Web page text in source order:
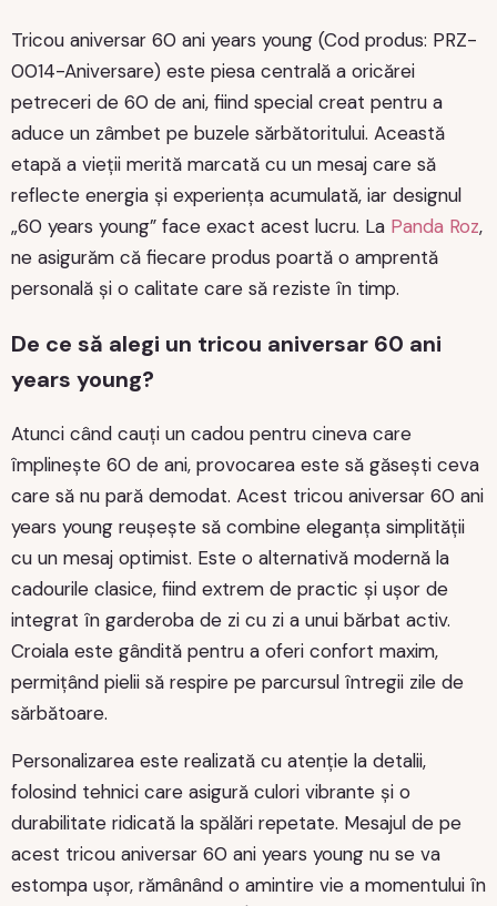
Tricou aniversar 60 ani years young (Cod produs: PRZ-
0014-Aniversare) este piesa centrală a oricărei
petreceri de 60 de ani, fiind special creat pentru a
aduce un zâmbet pe buzele sărbătoritului. Această
etapă a vieții merită marcată cu un mesaj care să
reflecte energia și experiența acumulată, iar designul
„60 years young” face exact acest lucru. La Panda Roz,
ne asigurăm că fiecare produs poartă o amprentă
personală și o calitate care să reziste în timp.
De ce să alegi un tricou aniversar 60 ani
years young?
Atunci când cauți un cadou pentru cineva care
împlinește 60 de ani, provocarea este să găsești ceva
care să nu pară demodat. Acest tricou aniversar 60 ani
years young reușește să combine eleganța simplității
cu un mesaj optimist. Este o alternativă modernă la
cadourile clasice, fiind extrem de practic și ușor de
integrat în garderoba de zi cu zi a unui bărbat activ.
Croiala este gândită pentru a oferi confort maxim,
permițând pielii să respire pe parcursul întregii zile de
sărbătoare.
Personalizarea este realizată cu atenție la detalii,
folosind tehnici care asigură culori vibrante și o
durabilitate ridicată la spălări repetate. Mesajul de pe
acest tricou aniversar 60 ani years young nu se va
estompa ușor, rămânând o amintire vie a momentului în